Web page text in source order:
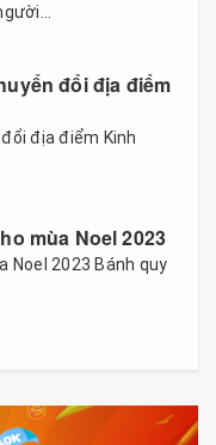
đổi địa điểm
địa điểm Kinh
mùa Noel 2023
Noel 2023 Bánh quy